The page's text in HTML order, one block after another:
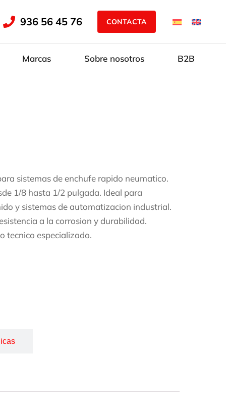
936 56 45 76 CONTACTA
Marcas Sobre nosotros B2B
sistemas de enchufe rapido neumatico.
1/8 hasta 1/2 pulgada. Ideal para
y sistemas de automatizacion industrial.
a la corrosion y durabilidad.
tecnico especializado.